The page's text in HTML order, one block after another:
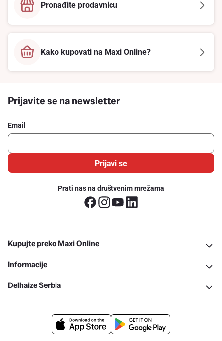
Pronađite prodavnicu
Kako kupovati na Maxi Online?
Prijavite se na newsletter
Email
Prijavi se
Prati nas na društvenim mrežama
Kupujte preko Maxi Online
Informacije
Delhaize Serbia